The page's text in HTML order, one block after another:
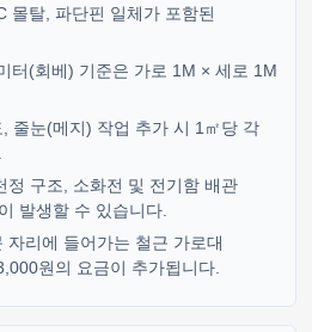
몰탈, 파단핀 일체가 포함된
터(회베) 기준은 가로 1M × 세로 1M
, 줄눈(메지) 작업 추가 시 1㎡당 각
정 구조, 소화전 및 전기함 배관
발생할 수 있습니다.
자리에 들어가는 철근 가로대
원의 요금이 추가됩니다.